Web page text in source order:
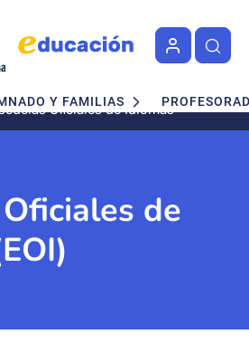
Y FAMILIAS
Oficiales de Idiomas
de